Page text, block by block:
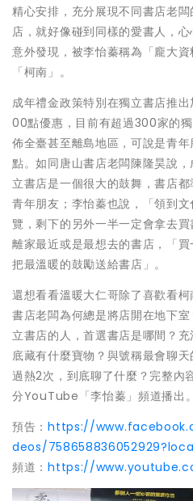
精心安排，充分展現不同書店老
店，就好像碰到同樣的愛書人，
意外發現，被李怡蓁稱為「龐大
「柯南」。
成年禮金政策特別在獨立書店推
00點優惠，目前有超過300家的
佈全臺甚至離島地區，可說是青
點。如同唐山書店老闆陳隆昊說
立書店是一個很大的鼓舞，書店
青年朋友；李怡蓁也說，「領到
覽，剩下的另外一半一定會拿去
離家最近或是最想去的書店，「
把最溫暖的鼓勵送給書店」。
還想看看溫暖大仁哥除了喜歡看
書店老闆為何總是將店開在地下
立書店的人，首選書店是哪間？
底藏有什麼寶物？與號稱最會聊
過熱2次，到底聊了什麼？完整內
分YouTube「李怡蓁」頻道播出。
預告：https://
deos/
頻道：https://